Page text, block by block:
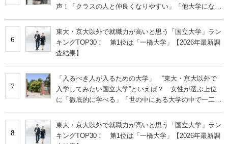
声！「クラスの人と仲良くなりやすい」「他大学にない
6
東大・京大以外で就職力が高いと思う「国立大学」ラン
キングTOP30！ 第1位は「一橋大学」【2026年最新調
査結果】
7
「入るべき人が入るための大学」 “東大・京大以外で
入学してみたい国立大学”といえば？ 女性が選ぶ上位
に「徹底的に学べる」「世の中にある大学の中で一二を
8
東大・京大以外で就職力が高いと思う「国立大学」ラン
キングTOP30！ 第1位は「一橋大学」【2026年最新調